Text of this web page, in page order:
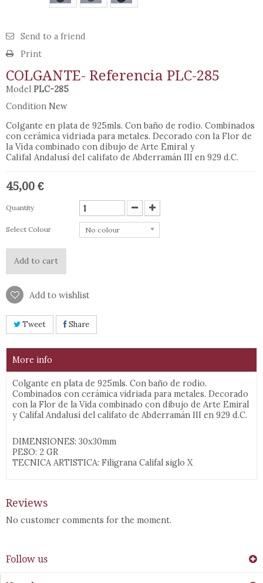
Send to a friend
Print
COLGANTE- Referencia PLC-285
Model PLC-285
Condition New
Colgante en plata de 925mls. Con baño de rodio. Combinados
con cerámica vidriada para metales. Decorado con la Flor de
la Vida combinado con dibujo de Arte Emiral y
Califal Andalusí del califato de Abderramán III en 929 d.C.
45,00 €
Quantity
Select Colour No colour
Add to cart
Add to wishlist
Tweet Share
More info
Colgante en plata de 925mls. Con baño de rodio.
Combinados con cerámica vidriada para metales. Decorado
con la Flor de la Vida combinado con dibujo de Arte Emiral
y Califal Andalusí del califato de Abderramán III en 929 d.C.
DIMENSIONES: 30x30mm
PESO: 2 GR
TECNICA ARTISTICA: Filigrana Califal siglo X
Reviews
No customer comments for the moment.
Follow us